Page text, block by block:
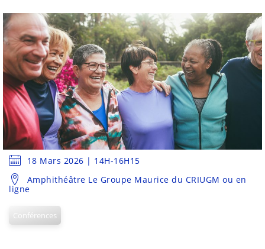
18 Mars 2026 | 14H-16H15
Amphithéâtre Le Groupe Maurice du CRIUGM ou en
ligne
Conférences